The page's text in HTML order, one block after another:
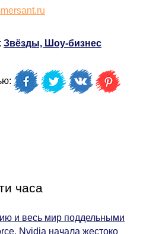
Звёзды, Шоу-бизнес
часа
и весь мир поддельными
Nvidia начала жестоко